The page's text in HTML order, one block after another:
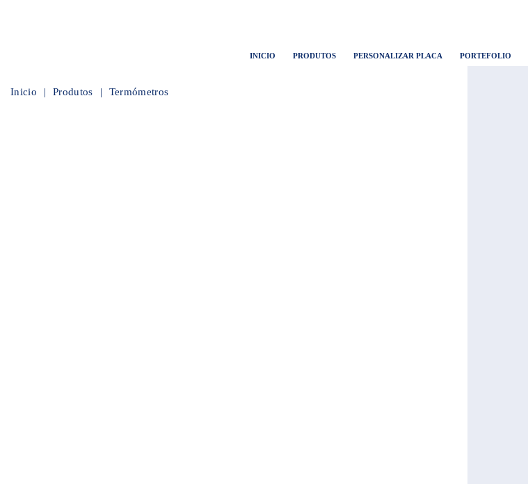
INICIO PRODUTOS PERSONALIZAR PLACA PORTEFOLIO
Inicio Produtos Termómetros